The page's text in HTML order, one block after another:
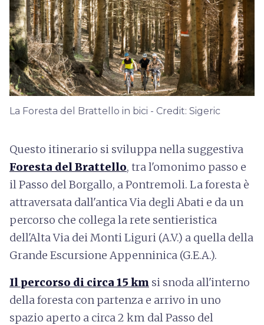
La Foresta del Brattello in bici - Credit: Sigeric
Questo itinerario si sviluppa nella suggestiva
Foresta del Brattello, tra l'omonimo passo e
il Passo del Borgallo, a Pontremoli. La foresta è
attraversata dall'antica Via degli Abati e da un
percorso che collega la rete sentieristica
dell'Alta Via dei Monti Liguri (A.V.) a quella della
Grande Escursione Appenninica (G.E.A.).
Il percorso di circa 15 km si snoda all'interno
della foresta con partenza e arrivo in uno
spazio aperto a circa 2 km dal Passo del